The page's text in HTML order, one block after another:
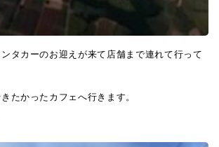
タカーのお迎えが来て店舗まで連れて行って
たかったカフェへ行きます。